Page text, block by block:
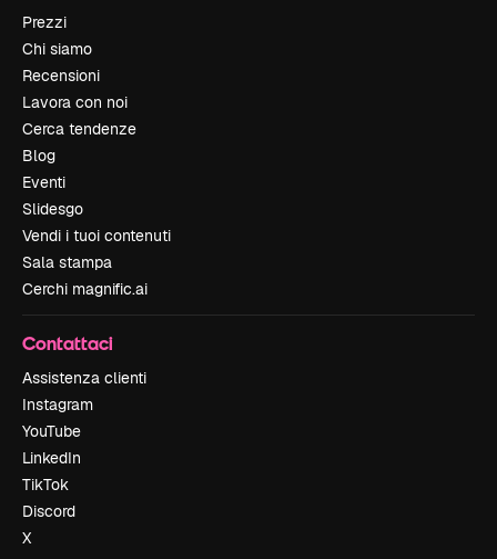
Prezzi
Chi siamo
Recensioni
Lavora con noi
Cerca tendenze
Blog
Eventi
Slidesgo
Vendi i tuoi contenuti
Sala stampa
Cerchi magnific.ai
Contattaci
Assistenza clienti
Instagram
YouTube
LinkedIn
TikTok
Discord
X